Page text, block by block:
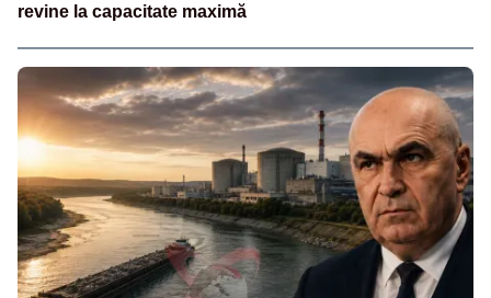
revine la capacitate maximă